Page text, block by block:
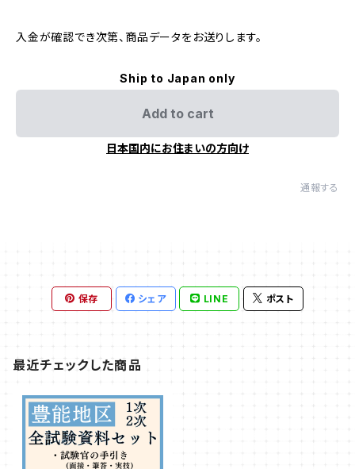
入金が確認でき次第、商品データをお送りします。
Ship to Japan only
Add to cart
日本国内にお住まいの方向け
通報する
保存 シェア LINE ポスト
最近チェックした商品